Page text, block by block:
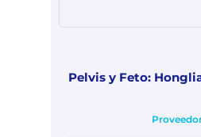
Pelvis y Feto: